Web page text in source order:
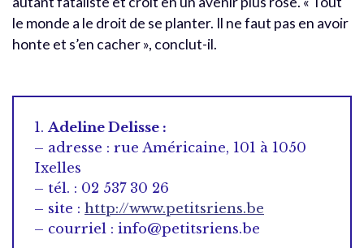
le monde a le droit de se planter. Il ne faut pas en avoir
honte et s’en cacher », conclut-il.
1.Adeline Delisse :
– adresse : rue Américaine, 101 à 1050
Ixelles
– tél. : 02 537 30 26
– site : http://www.petitsriens.be
– courriel : info@petitsriens.be